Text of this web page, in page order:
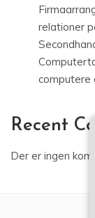
relationer
computere
Recent
Der er ingen